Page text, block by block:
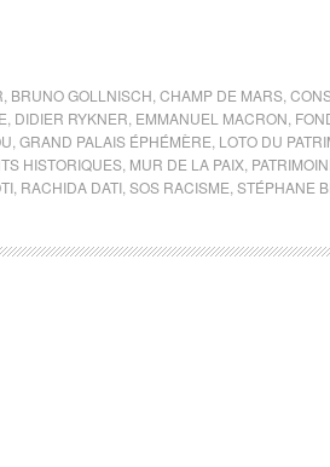
BRUNO GOLLNISCH CHAMP DE MARS
DIDIER RYKNER EMMANUEL MACRON
GRAND PALAIS ÉPHÉMÈRE LOTO DU
HISTORIQUES MUR DE LA PAIX
RACHIDA DATI SOS RACISME STÉPHANE